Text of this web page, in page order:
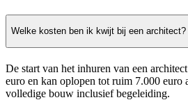
Welke kosten ben ik kwijt bij een architect?
De start van het inhuren van een
euro en kan oplopen tot ruim 7.000 euro
volledige bouw inclusief begeleiding.